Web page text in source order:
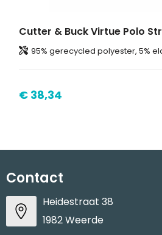
Cutter & Buck Virtue Polo
95% gerecycled polyester, 5% elastaan.
€ 38,34
Contact
Heidestraat 38
1982 Weerde